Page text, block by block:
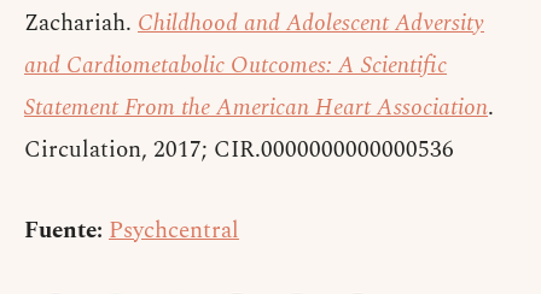
Zachariah. Childhood and Adolescent Adversity
and Cardiometabolic Outcomes: A Scientific
Statement From the American Heart Association.
Circulation, 2017; CIR.0000000000000536
Fuente: Psychcentral